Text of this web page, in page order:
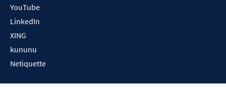
YouTube
LinkedIn
XING
kununu
Netiquette